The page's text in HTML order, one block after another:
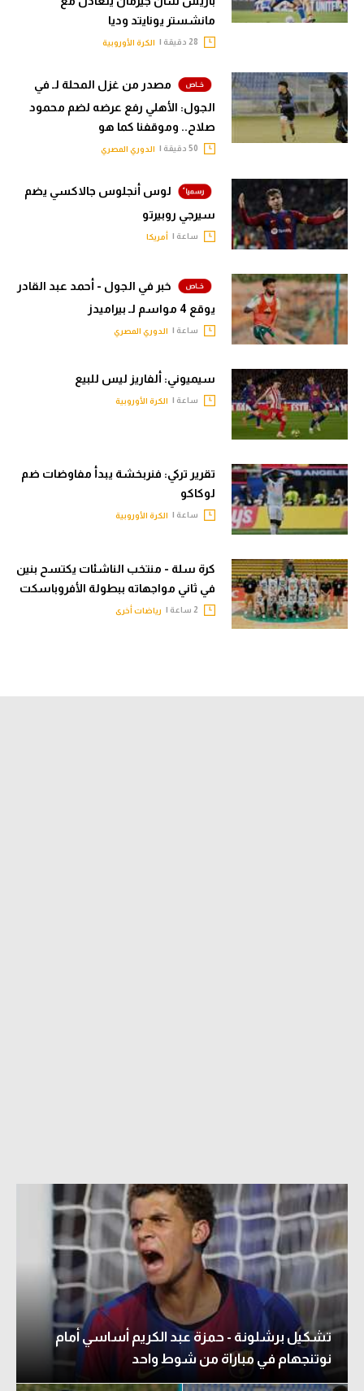
مانشستر يونايتد وديا
الكرة الأوروبية
مصدر من غزل المحلة لـ في
الجول: الأهلي رفع عرضه لضم محمود
صلاح.. وموقفنا كما هو
الدوري المصري
لوس أنجلوس جالاكسي يضم
سيرجي روبيرتو
ساعة | أمريكا
خبر في الجول - أحمد عبد القادر
يوقع 4 مواسم لـ بيراميدز
ساعة | الدوري المصري
سيميوني: ألفاريز ليس للبيع
ساعة | الكرة الأوروبية
تقرير تركي: فنربخشة يبدأ مفاوضات ضم
لوكاكو
ساعة | الكرة الأوروبية
كرة سلة - منتخب الناشئات يكتسح بنين
في ثاني مواجهاته ببطولة الأفروباسكت
رياضات أخرى
تشكيل برشلونة - حمزة عبد الكريم أساسي أمام
نوتنجهام في مباراة من شوط واحد